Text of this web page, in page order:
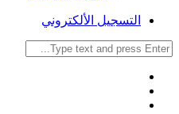
التسجيل الألكتروني